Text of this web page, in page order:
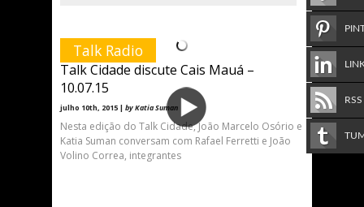
Talk Radio
Talk Cidade discute Cais Mauá –
10.07.15
julho 10th, 2015 | by Katia Suman
Nesta edição do Talk Cidade, João Marcelo Osório e
Katia Suman conversam com Rafael Ferretti e João
Volino Correa, integrantes
RSS